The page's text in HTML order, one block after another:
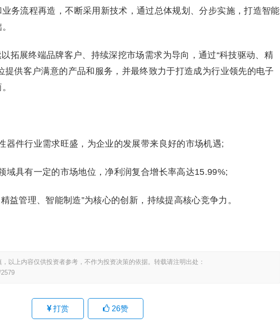
务流程再造，不断采用新技术，通过总体规划、分步实施，打造智能
拓展终端品牌客户、持续深挖市场需求为导向，通过“科技驱动、精
提供客户满意的产品和服务，并最终致力于打造成为行业领先的电子
器件行业需求旺盛，为企业的发展带来良好的市场机遇;
域具有一定的市场地位，净利润复合增长率高达15.99%;
益管理、智能制造”为核心的创新，持续提高核心竞争力。
以上内容仅供投资者参考，不作为投资决策的依据。转载请注明出处：
打赏 26赞